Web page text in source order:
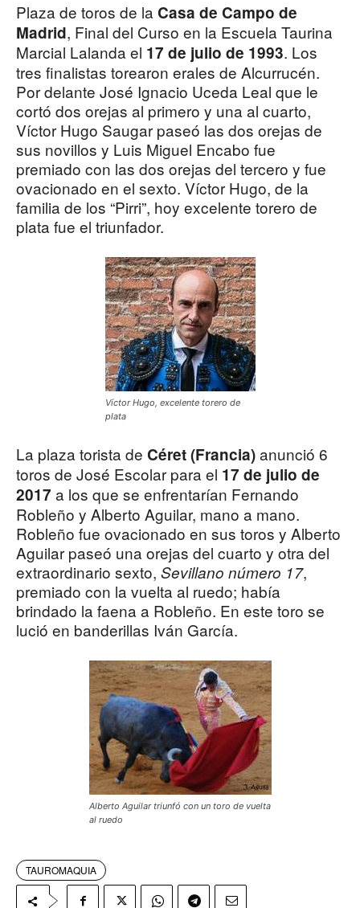
Plaza de toros de la Casa de Campo de
Madrid, Final del Curso en la Escuela Taurina
Marcial Lalanda el 17 de julio de 1993. Los
tres finalistas torearon erales de Alcurrucén.
Por delante José Ignacio Uceda Leal que le
cortó dos orejas al primero y una al cuarto,
Víctor Hugo Saugar paseó las dos orejas de
sus novillos y Luis Miguel Encabo fue
premiado con las dos orejas del tercero y fue
ovacionado en el sexto. Víctor Hugo, de la
familia de los “Pirri”, hoy excelente torero de
plata fue el triunfador.
Víctor Hugo, excelente torero de
plata
La plaza torista de Céret (Francia)anunció 6
toros de José Escolar para el 17 de julio de
2017 a los que se enfrentarían Fernando
Robleño y Alberto Aguilar, mano a mano.
Robleño fue ovacionado en sus toros y Alberto
Aguilar paseó una orejas del cuarto y otra del
extraordinario sexto, Sevillano número 17,
premiado con la vuelta al ruedo; había
brindado la faena a Robleño. En este toro se
lució en banderillas Iván García.
Alberto Aguilar triunfó con un toro de vuelta
al ruedo
TAUROMAQUIA